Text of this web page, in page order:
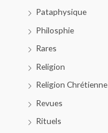
Pataphysique
Philosphie
Rares
Religion
Religion Chrétienne
Revues
Rituels